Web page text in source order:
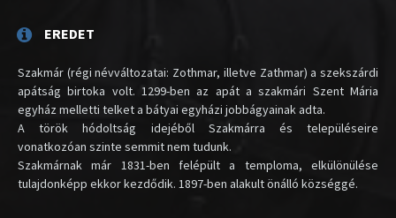
EREDET
Szakmár (régi névváltozatai: Zothmar, illetve Zathmar) a szekszárdi
apátság birtoka volt. 1299-ben az apát a szakmári Szent Mária
egyház melletti telket a bátyai egyházi jobbágyainak adta.
A török hódoltság idejéből Szakmárra és településeire
vonatkozóan szinte semmit nem tudunk.
Szakmárnak már 1831-ben felépült a temploma, elkülönülése
tulajdonképp ekkor kezdődik. 1897-ben alakult önálló községgé.